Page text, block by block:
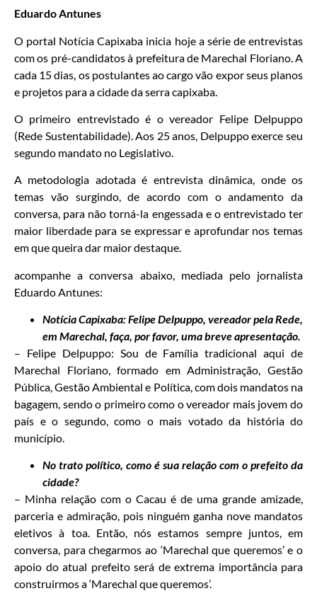
Eduardo Antunes
O portal Notícia Capixaba inicia hoje a série de entrevistas
com os pré-candidatos à prefeitura de Marechal Floriano. A
cada 15 dias, os postulantes ao cargo vão expor seus planos
e projetos para a cidade da serra capixaba.
O primeiro entrevistado é o vereador Felipe Delpuppo
(Rede Sustentabilidade). Aos 25 anos, Delpuppo exerce seu
segundo mandato no Legislativo.
A metodologia adotada é entrevista dinâmica, onde os
temas vão surgindo, de acordo com o andamento da
conversa, para não torná-la engessada e o entrevistado ter
maior liberdade para se expressar e aprofundar nos temas
em que queira dar maior destaque.
acompanhe a conversa abaixo, mediada pelo jornalista
Eduardo Antunes:
Notícia Capixaba: Felipe Delpuppo, vereador pela Rede,
em Marechal, faça, por favor, uma breve apresentação.
– Felipe Delpuppo: Sou de Família tradicional aqui de
Marechal Floriano, formado em Administração, Gestão
Pública, Gestão Ambiental e Política, com dois mandatos na
bagagem, sendo o primeiro como o vereador mais jovem do
país e o segundo, como o mais votado da história do
município.
No trato político, como é sua relação com o prefeito da
cidade?
– Minha relação com o Cacau é de uma grande amizade,
parceria e admiração, pois ninguém ganha nove mandatos
eletivos à toa. Então, nós estamos sempre juntos, em
conversa, para chegarmos ao ‘Marechal que queremos’ e o
apoio do atual prefeito será de extrema importância para
construirmos a ‘Marechal que queremos’.